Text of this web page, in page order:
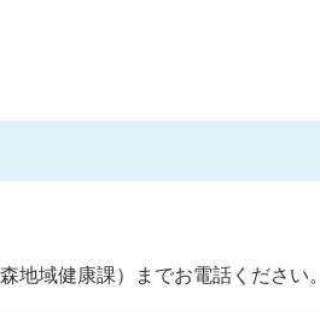
地域健康課）までお電話ください。